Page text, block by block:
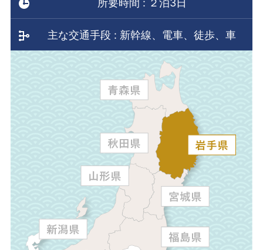
所要時間 : ２泊3日
主な交通手段 : 新幹線、電車、徒歩、車